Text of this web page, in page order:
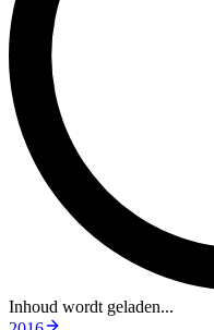
Inhoud wordt geladen...